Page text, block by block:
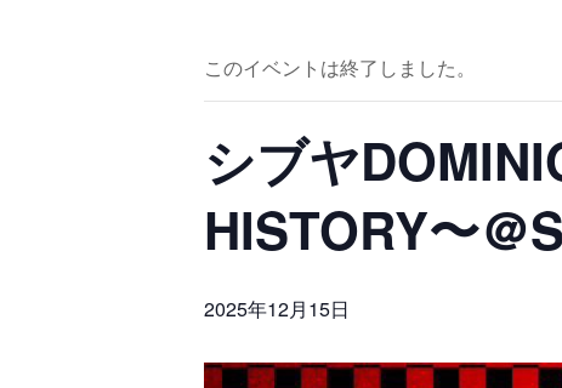
このイベントは終了しました。
シブヤ
HISTORY〜＠
2025年12月15日